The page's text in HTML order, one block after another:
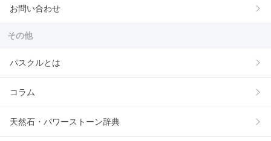
お問い合わせ
その他
パスクルとは
コラム
天然石・パワーストーン辞典